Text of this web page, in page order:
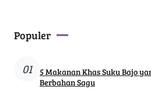
Populer
01
5 Makanan Khas Suku Bajo
Berbahan Sagu